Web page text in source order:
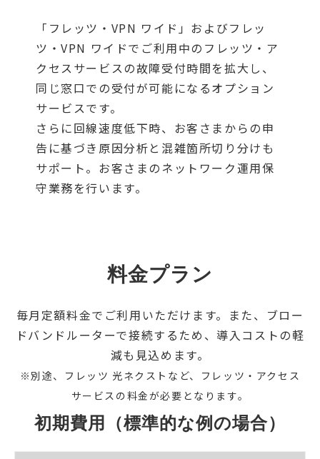
「フレッツ・VPN ワイド」およびフレッ
ツ・VPN ワイドでご利用中のフレッツ・ア
クセスサービスの故障受付時間を拡大し、
同じ窓口での受付が可能になるオプション
サービスです。
さらに回線速度低下時、お客さまからの申
告に基づき原因分析と混雑箇所切り分けも
サポート。お客さまのネットワーク運用保
守業務を行います。
料金プラン
毎月定額料金でご利用いただけます。また、ブロー
ドバンドルーターで接続するため、導入コストの軽
減も見込めます。
※別途、フレッツ 光ネクストなど、フレッツ・アクセス
サービスの料金が必要となります。
初期費用（標準的な例の場合）